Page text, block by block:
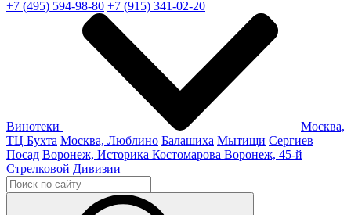
+7 (495) 594-98-80 +7 (915) 341-02-20
Винотеки
Москва,
ТЦ Бухта Москва, Люблино Балашиха Мытищи Сергиев
Посад Воронеж, Историка Костомарова Воронеж, 45-й
Стрелковой Дивизии